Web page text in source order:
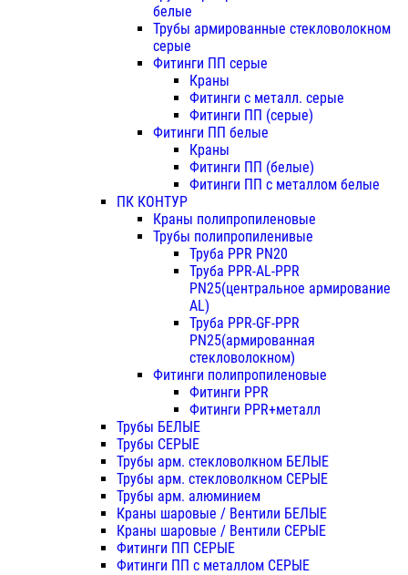
белые
Трубы армированные стекловолокном
серые
Фитинги ПП серые
Краны
Фитинги с металл. серые
Фитинги ПП (серые)
Фитинги ПП белые
Краны
Фитинги ПП (белые)
Фитинги ПП с металлом белые
ПК КОНТУР
Краны полипропиленовые
Трубы полипропиленивые
Труба PPR PN20
Труба PPR-AL-PPR
PN25(центральное армирование
AL)
Труба PPR-GF-PPR
PN25(армированная
стекловолокном)
Фитинги полипропиленовые
Фитинги PPR
Фитинги PPR+металл
Трубы БЕЛЫЕ
Трубы СЕРЫЕ
Трубы арм. стекловолкном БЕЛЫЕ
Трубы арм. стекловолкном СЕРЫЕ
Трубы арм. алюминием
Краны шаровые / Вентили БЕЛЫЕ
Краны шаровые / Вентили СЕРЫЕ
Фитинги ПП СЕРЫЕ
Фитинги ПП с металлом СЕРЫЕ